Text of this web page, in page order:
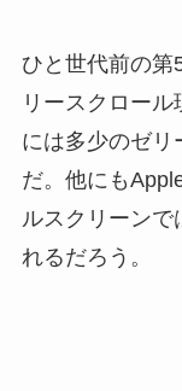
ひと世代前の第
リースクロー
には多少のゼリ
だ。他にも
ルスクリーン
れるだろう。